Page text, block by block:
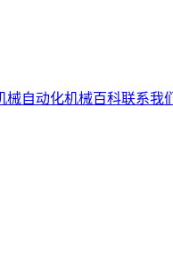
械自动化机械百科联系我们